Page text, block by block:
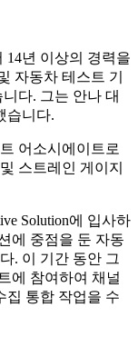
14년 이상의 경력을
자동차 테스트 기
다. 그는 안나 대
습니다.
어소시에이트로
스트레인 게이지
Solution에 입사하
에 중점을 둔 자동
. 이 기간 동안 그
에 참여하여 채널
집 통합 작업을 수